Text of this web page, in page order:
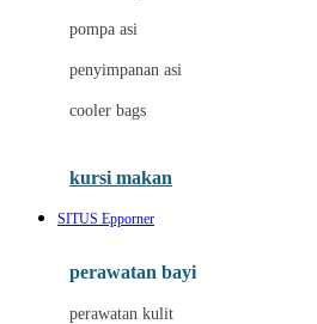
Leclerc
Lee Vierra
Lillebaby
Little Bird Told Me
pompa asi
penyimpanan asi
cooler bags
kursi makan
SITUS Epporner
perawatan bayi
perawatan kulit